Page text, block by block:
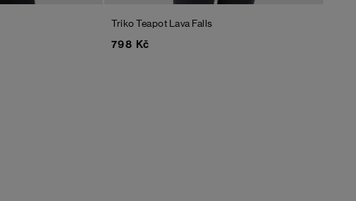
Triko Teapot Lava Falls
798 Kč